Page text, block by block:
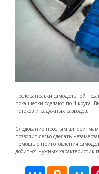
После заправки самодельной
пока щетки сделают по 4 круга.
потеков и радужных разводов.
Следование простым
позволит легко сделать
помощью приготовления
добиться нужных характеристик